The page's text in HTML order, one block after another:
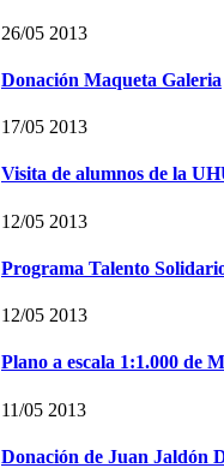
26/05 2013
Donación Maqueta Galeria
17/05 2013
Visita de alumnos de la
12/05 2013
Programa Talento
12/05 2013
Plano a escala 1:1.000 de
11/05 2013
Donación de Juan Jaldón